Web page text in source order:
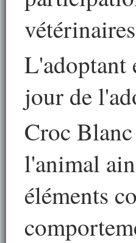
L'adoptant
jour de
Croc
l'animal
éléments